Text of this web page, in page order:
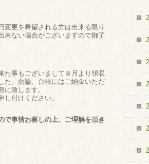
変更を希望される方は出来る限り
来ない場合がございますので御了
た事もございまして８月より領収
た。勿論、台帳にはご納金いただ
致します。
付けください。
で事情お察しの上、ご理解を頂き